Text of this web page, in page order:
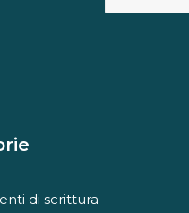
di scrittura